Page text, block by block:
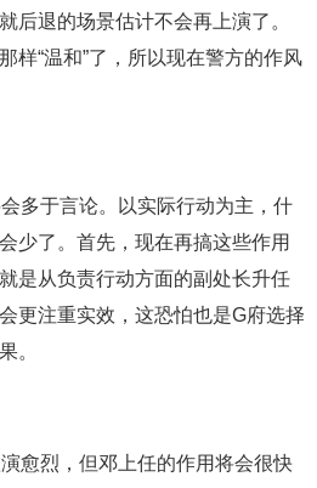
后退的场景估计不会再上演了。
样“温和”了，所以现在警方的作风
多于言论。以实际行动为主，什
少了。首先，现在再搞这些作用
是从负责行动方面的副处长升任
更注重实效，这恐怕也是G府选择
。
愈烈，但邓上任的作用将会很快